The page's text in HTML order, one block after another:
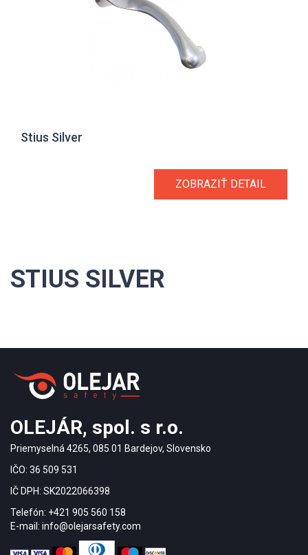
Stius Silver
ZOBRAZIŤ DETAIL
STIUS SILVER
OLEJÁR, spol. s r.o.
Priemyselná 4265, 085 01 Bardejov, Slovensko
IČO: 36 509 531
IČ DPH: SK2022066398
Telefón: +421 905 560 158
E-mail: info@olejarsafety.com